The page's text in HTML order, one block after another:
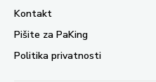
Kontakt
Pišite za PaKing
Politika privatnosti